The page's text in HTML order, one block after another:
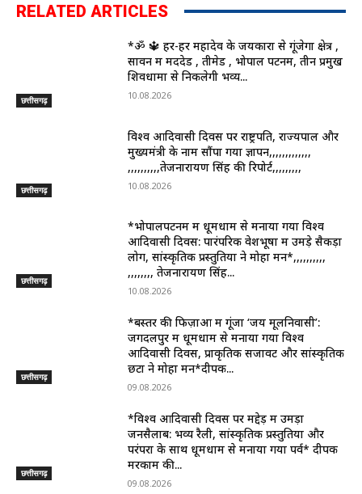
RELATED ARTICLES
छत्तीसगढ़
*ॐ 🔱 हर-हर महादेव के जयकारों से गूंजेगा क्षेत्र ,
सावन में मददेड , तीमेड , भोपाल पटनम, तीन प्रमुख
शिवधामों से निकलेगी भव्य...
10.08.2026
छत्तीसगढ़
विश्व आदिवासी दिवस पर राष्ट्रपति, राज्यपाल और
मुख्यमंत्री के नाम सौंपा गया ज्ञापन,,,,,,,,,,,,,
,,,,,,,,,,तेजनारायण सिंह की रिपोर्ट,,,,,,,,,
10.08.2026
छत्तीसगढ़
*भोपालपटनम में धूमधाम से मनाया गया विश्व
आदिवासी दिवस: पारंपरिक वेशभूषा में उमड़े सैकड़ों
लोग, सांस्कृतिक प्रस्तुतियों ने मोहा मन*,,,,,,,,,,
,,,,,,,, तेजनारायण सिंह...
10.08.2026
छत्तीसगढ़
*बस्तर की फिज़ाओं में गूंजा ‘जय मूलनिवासी’:
जगदलपुर में धूमधाम से मनाया गया विश्व
आदिवासी दिवस, प्राकृतिक सजावट और सांस्कृतिक
छटा ने मोहा मन*दीपक...
09.08.2026
छत्तीसगढ़
*विश्व आदिवासी दिवस पर मद्देड़ में उमड़ा
जनसैलाब: भव्य रैली, सांस्कृतिक प्रस्तुतियों और
परंपरा के साथ धूमधाम से मनाया गया पर्व* दीपक
मरकाम की...
09.08.2026